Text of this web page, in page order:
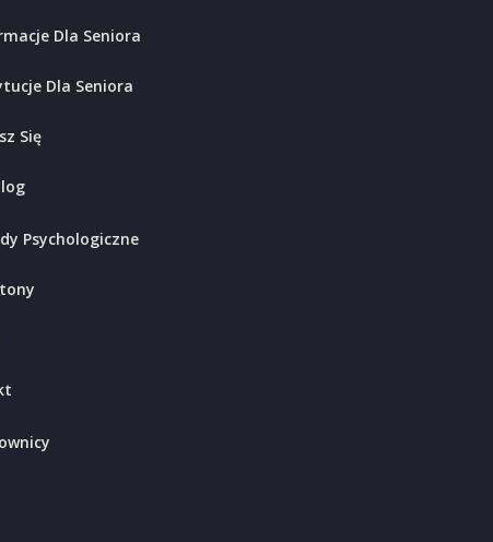
Dla Seniora
Dla Seniora
Się
Psychologiczne